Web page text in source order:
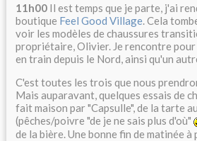
11h00 Il est temps que je parte, j'ai
boutique Feel Good Village. Cela
voir les modèles de chaussures
propriétaire, Olivier. Je rencontre
en train depuis le Nord, ainsi qu'un
C'est toutes les trois que nous
Mais auparavant, quelques essais de
fait maison par "Capsulle", de la tarte
(pêches/poivre "de je ne sais plus d'où"
de la bière. Une bonne fin de matinée